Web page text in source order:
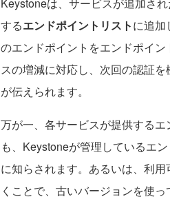
するエンドポイントリストに追加
のエンドポイントをエンドポイ
スの増減に対応し、次回の認証
が伝えられます。
万が一、各サービスが提供する
も、Keystoneが管理しているエ
に知らされます。あるいは、利
くことで、古いバージョンを使